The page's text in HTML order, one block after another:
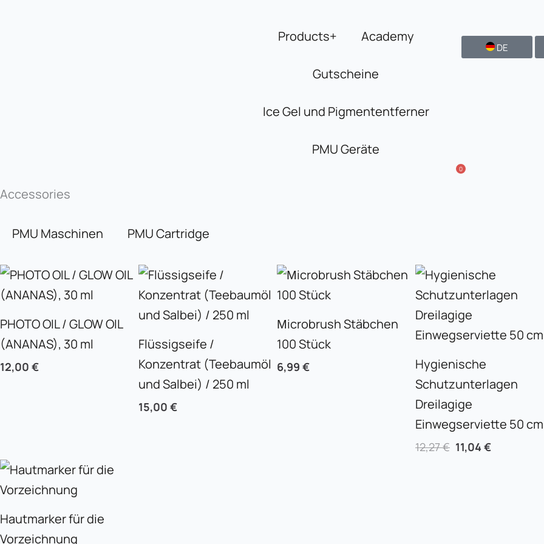
Products+ Academy
Gutscheine
Ice Gel und Pigmententferner
PMU Geräte
DE
0
Accessories
PMU Maschinen PMU Cartridge
PHOTO OIL / GLOW OIL
(ANANAS), 30 ml
12,00 €
Flüssigseife /
Konzentrat (Teebaumöl
und Salbei) / 250 ml
15,00 €
Мicrobrush Stäbchen
100 Stück
6,99 €
Hygienische
Schutzunterlagen
Dreilagige
Einwegserviette 50 cm
12,27€
Ursprünglicher
Preis
war:
12,27 €
11,04 €
Aktueller
Preis
ist:
Hautmarker für die
Vorzeichnung